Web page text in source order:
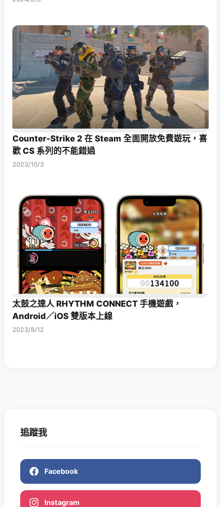
Counter-Strike 2 在 Steam 全面開放免費遊玩，喜
歡 CS 系列的不能錯過
2023/10/3
太鼓之達人 RHYTHM CONNECT 手機遊戲，
Android／iOS 雙版本上線
2023/8/12
追蹤我
Facebook
Instagram